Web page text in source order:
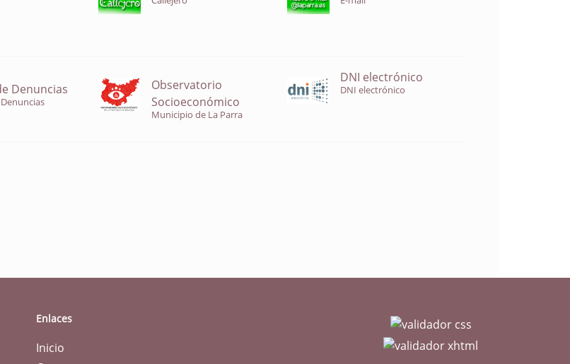
Denuncias
Observatorio
Socioeconómico
Municipio de La Parra
DNI electrónico
DNI electrónico
Enlaces
Inicio